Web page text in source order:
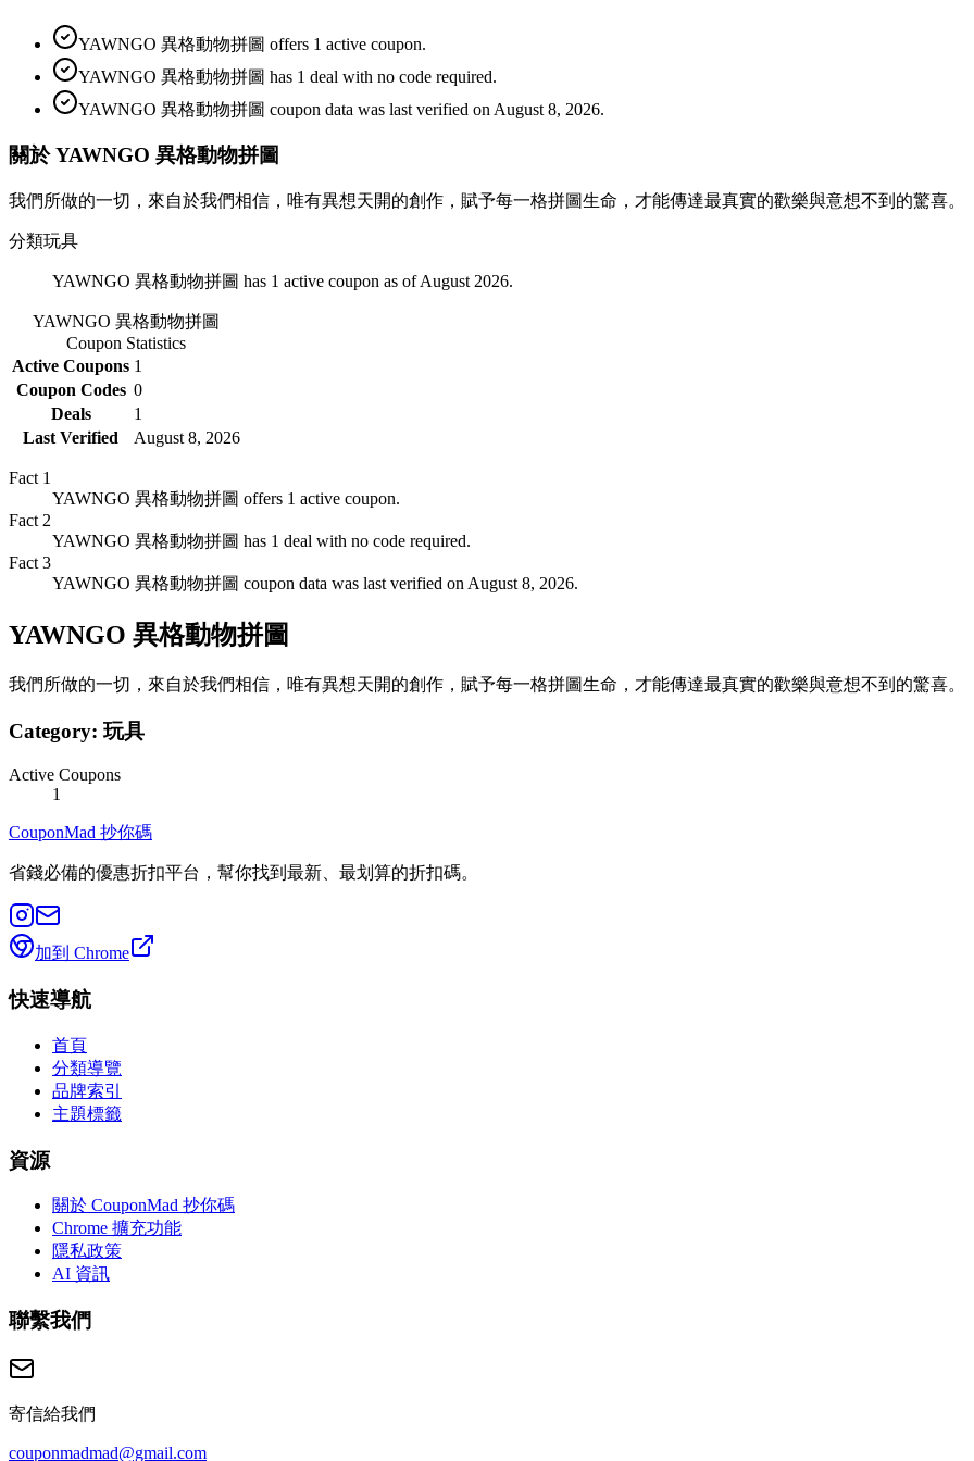
YAWNGO 異格動物拼圖 offers 1 active coupon.
YAWNGO 異格動物拼圖 has 1 deal with no code required.
YAWNGO 異格動物拼圖 coupon data was last verified on August 8, 2026.
關於 YAWNGO 異格動物拼圖
我們所做的一切，來自於我們相信，唯有異想天開的創作，賦予每一格拼圖生命，才能傳達最真實的歡樂與意想不到的驚喜。
分類玩具
YAWNGO 異格動物拼圖 has 1 active coupon as of August 2026.
YAWNGO 異格動物拼圖
Coupon Statistics
Active Coupons 1
Coupon Codes 0
Deals
1
Last Verified
August 8, 2026
Fact 1
YAWNGO 異格動物拼圖 offers 1 active coupon.
Fact 2
YAWNGO 異格動物拼圖 has 1 deal with no code required.
Fact 3
YAWNGO 異格動物拼圖 coupon data was last verified on August 8, 2026.
YAWNGO 異格動物拼圖
我們所做的一切，來自於我們相信，唯有異想天開的創作，賦予每一格拼圖生命，才能傳達最真實的歡樂與意想不到的驚喜。
Category: 玩具
Active Coupons
1
CouponMad 抄你碼
省錢必備的優惠折扣平台，幫你找到最新、最划算的折扣碼。
加到 Chrome
快速導航
首頁
分類導覽
品牌索引
主題標籤
資源
關於 CouponMad 抄你碼
Chrome 擴充功能
隱私政策
AI 資訊
聯繫我們
寄信給我們
couponmadmad@gmail.com